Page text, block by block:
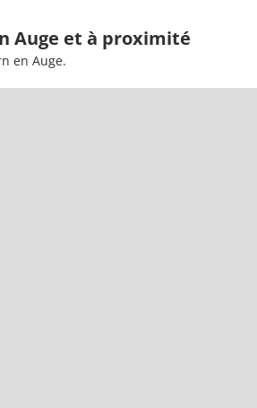
Auge et à proximité
en Auge.